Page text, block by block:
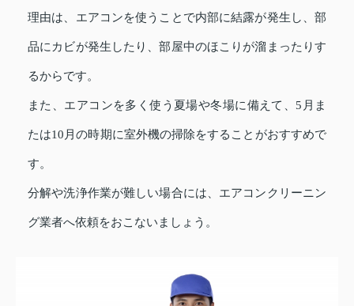
理由は、エアコンを使うことで内部に結露が発生し、部
品にカビが発生したり、部屋中のほこりが溜まったりす
るからです。
また、エアコンを多く使う夏場や冬場に備えて、5月ま
たは10月の時期に室外機の掃除をすることがおすすめで
す。
分解や洗浄作業が難しい場合には、エアコンクリーニン
グ業者へ依頼をおこないましょう。